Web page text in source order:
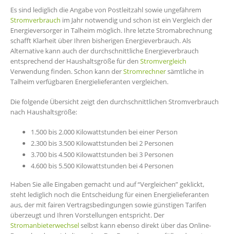
Es sind lediglich die Angabe von Postleitzahl sowie ungefährem
Stromverbrauch im Jahr notwendig und schon ist ein Vergleich der
Energieversorger in Talheim möglich. Ihre letzte Stromabrechnung
schafft Klarheit über Ihren bisherigen Energieverbrauch. Als
Alternative kann auch der durchschnittliche Energieverbrauch
entsprechend der Haushaltsgröße für den Stromvergleich
Verwendung finden. Schon kann derStromrechnersämtliche in
Talheim verfügbaren Energielieferanten vergleichen.
Die folgende Übersicht zeigt den durchschnittlichen Stromverbrauch
nach Haushaltsgröße:
1.500 bis 2.000 Kilowattstunden bei einer Person
2.300 bis 3.500 Kilowattstunden bei 2 Personen
3.700 bis 4.500 Kilowattstunden bei 3 Personen
4.600 bis 5.500 Kilowattstunden bei 4 Personen
Haben Sie alle Eingaben gemacht und auf “Vergleichen” geklickt,
steht lediglich noch die Entscheidung für einen Energielieferanten
aus, der mit fairen Vertragsbedingungen sowie günstigen Tarifen
überzeugt und Ihren Vorstellungen entspricht. Der
Stromanbieterwechselselbst kann ebenso direkt über das Online-